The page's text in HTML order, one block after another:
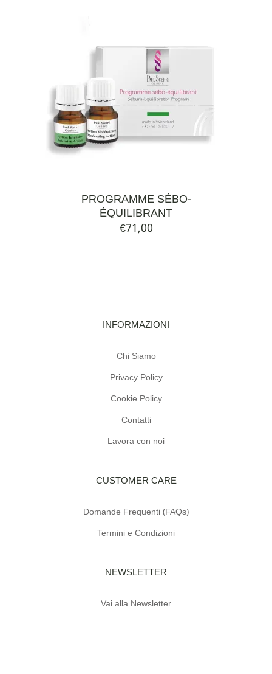
PROGRAMME SÉBO-
ÉQUILIBRANT
€71,00
INFORMAZIONI
Chi Siamo
Privacy Policy
Cookie Policy
Contatti
Lavora con noi
CUSTOMER CARE
Domande Frequenti (FAQs)
Termini e Condizioni
NEWSLETTER
Vai alla Newsletter